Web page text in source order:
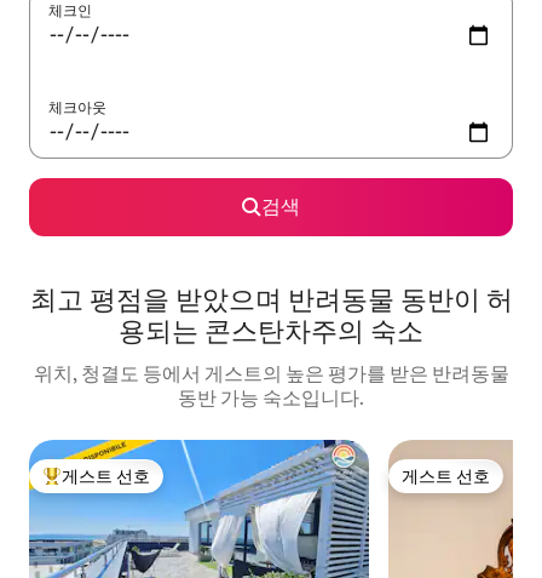
체크인
체크아웃
검색
최고 평점을 받았으며 반려동물 동반이 허
용되는 콘스탄차주의 숙소
위치, 청결도 등에서 게스트의 높은 평가를 받은 반려동물
동반 가능 숙소입니다.
상위 게스트 선호
게스트 선호 게스트 선호
게스트 선호